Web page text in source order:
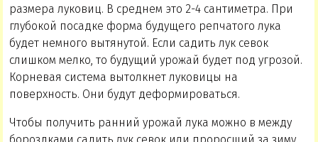
размера луковиц. В среднем это 2-4 сантиметра. При
глубокой посадке форма будущего репчатого лука
будет немного вытянутой. Если садить лук севок
слишком мелко, то будущий урожай будет под угрозой.
Корневая система вытолкнет луковицы на
поверхность. Они будут деформироваться.
Чтобы получить ранний урожай лука можно в между